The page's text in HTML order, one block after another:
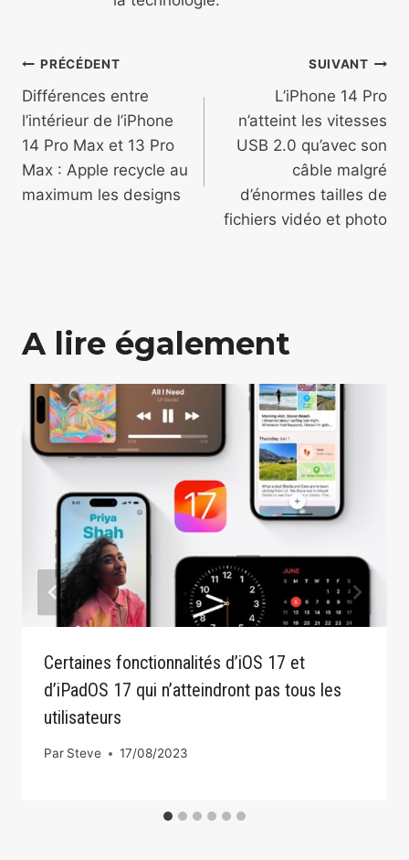
Navigation
de
l’article
PRÉCÉDENT
Différences entre
l’intérieur de l’iPhone
14 Pro Max et 13 Pro
Max : Apple recycle au
maximum les designs
SUIVANT
L’iPhone 14 Pro
n’atteint les vitesses
USB 2.0 qu’avec son
câble malgré
d’énormes tailles de
fichiers vidéo et photo
A lire également
Certaines fonctionnalités d’iOS 17 et
d’iPadOS 17 qui n’atteindront pas tous les
utilisateurs
Par Steve 17/08/2023